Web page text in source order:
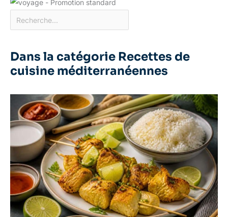
Dans la catégorie Recettes de
cuisine méditerranéennes